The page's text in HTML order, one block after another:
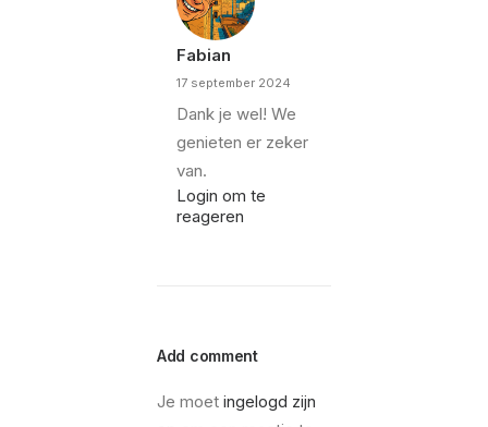
Fabian
17 september 2024
Dank je wel! We
genieten er zeker
van.
Login om te
reageren
Add comment
Je moet ingelogd zijn